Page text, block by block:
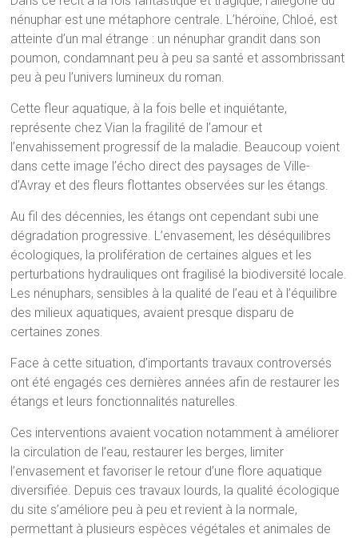
nénuphar est une métaphore centrale. L’héroïne, Chloé, est
atteinte d’un mal étrange : un nénuphar grandit dans son
poumon, condamnant peu à peu sa santé et assombrissant
peu à peu l’univers lumineux du roman.
Cette fleur aquatique, à la fois belle et inquiétante,
représente chez Vian la fragilité de l’amour et
l’envahissement progressif de la maladie. Beaucoup voient
dans cette image l’écho direct des paysages de Ville-
d’Avray et des fleurs flottantes observées sur les étangs.
Au fil des décennies, les étangs ont cependant subi une
dégradation progressive. L’envasement, les déséquilibres
écologiques, la prolifération de certaines algues et les
perturbations hydrauliques ont fragilisé la biodiversité locale.
Les nénuphars, sensibles à la qualité de l’eau et à l’équilibre
des milieux aquatiques, avaient presque disparu de
certaines zones.
Face à cette situation, d’importants travaux controversés
ont été engagés ces dernières années afin de restaurer les
étangs et leurs fonctionnalités naturelles.
Ces interventions avaient vocation notamment à améliorer
la circulation de l’eau, restaurer les berges, limiter
l’envasement et favoriser le retour d’une flore aquatique
diversifiée. Depuis ces travaux lourds, la qualité écologique
du site s’améliore peu à peu et revient à la normale,
permettant à plusieurs espèces végétales et animales de